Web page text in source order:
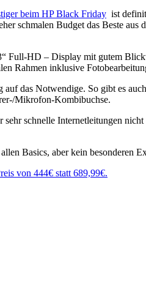
beim HP Black Friday ist
schmalen Budget das Beste
Full-HD – Display mit gutem
Rahmen inklusive
das Notwendige. So gibt es
Mikrofon-Kombibuchse.
schnelle Internetleitungen
Basics, aber kein besonderen
von 444€ statt 689,99€.